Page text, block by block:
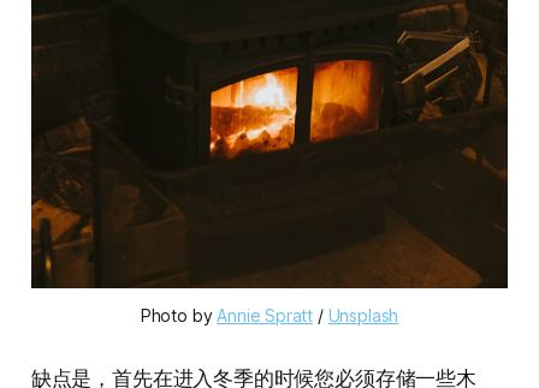
Photo by Annie Spratt / Unsplash
缺点是，首先在进入冬季的时候您必须存储一些木